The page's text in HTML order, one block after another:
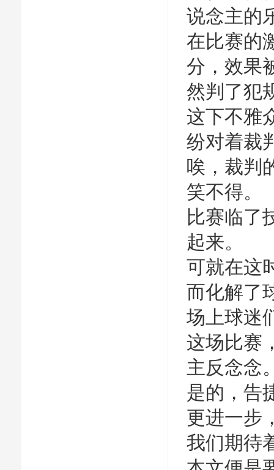
说念主的
在比赛的
分，效果
然判了犯
这下不雅
纷对着裁
唉，裁判
笑不得。
比赛临了
起来。
可就在这
而化解了
场上球迷
这场比赛
主反念念
是的，告
更进一步
我们期待